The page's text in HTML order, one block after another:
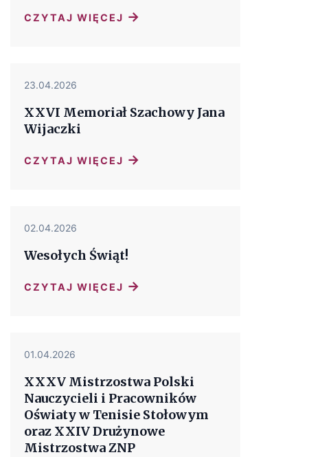
CZYTAJ WIĘCEJ →
23.04.2026
XXVI Memoriał Szachowy Jana
Wijaczki
CZYTAJ WIĘCEJ →
02.04.2026
Wesołych Świąt!
CZYTAJ WIĘCEJ →
01.04.2026
XXXV Mistrzostwa Polski
Nauczycieli i Pracowników
Oświaty w Tenisie Stołowym
oraz XXIV Drużynowe
Mistrzostwa ZNP